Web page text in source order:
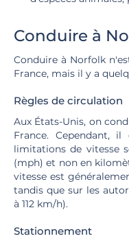
Conduire à
Conduire à Norfolk
France, mais il y a
Règles de circulation
Aux États-Unis, on
France. Cependant,
limitations de vitesse
(mph) et non en
vitesse est
tandis que sur les
à 112 km/h).
Stationnement